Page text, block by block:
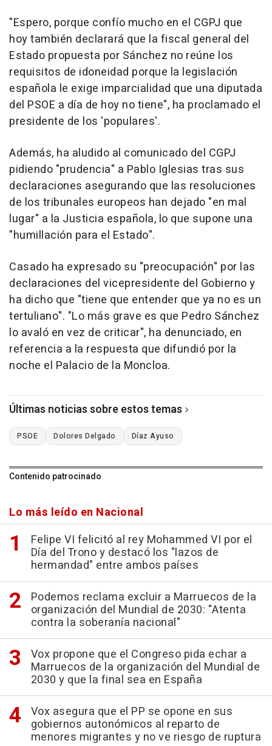
"Espero, porque confío mucho en el CGPJ que
hoy también declarará que la fiscal general del
Estado propuesta por Sánchez no reúne los
requisitos de idoneidad porque la legislación
española le exige imparcialidad que una diputada
del PSOE a día de hoy no tiene", ha proclamado el
presidente de los 'populares'.
Además, ha aludido al comunicado del CGPJ
pidiendo "prudencia" a Pablo Iglesias tras sus
declaraciones asegurando que las resoluciones
de los tribunales europeos han dejado "en mal
lugar" a la Justicia española, lo que supone una
"humillación para el Estado".
Casado ha expresado su "preocupación" por las
declaraciones del vicepresidente del Gobierno y
ha dicho que "tiene que entender que ya no es un
tertuliano". "Lo más grave es que Pedro Sánchez
lo avaló en vez de criticar", ha denunciado, en
referencia a la respuesta que difundió por la
noche el Palacio de la Moncloa.
Últimas noticias sobre estos temas
PSOE Dolores Delgado Díaz Ayuso
Contenido patrocinado
Lo más leído en Nacional
Felipe VI felicitó al rey Mohammed VI por el
Día del Trono y destacó los "lazos de
hermandad" entre ambos países
Podemos reclama excluir a Marruecos de la
organización del Mundial de 2030: "Atenta
contra la soberanía nacional"
Vox propone que el Congreso pida echar a
Marruecos de la organización del Mundial de
2030 y que la final sea en España
Vox asegura que el PP se opone en sus
gobiernos autonómicos al reparto de
menores migrantes y no ve riesgo de ruptura